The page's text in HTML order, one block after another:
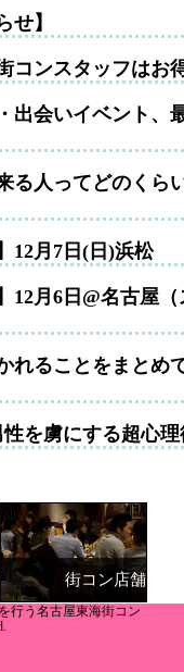
せ】
コンスタッフはお
出会いイベント、
る人ってどのくら
12月7日(日)浜松
12月6日@名古屋（
れることをまとめ
を虜にする超心理
街コン店舗
行う名古屋東海街コン